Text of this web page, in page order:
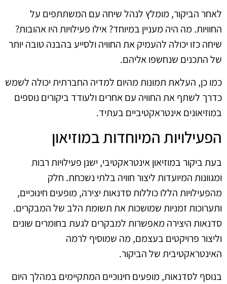
לאחר הביקור, מומלץ לנהל שיחה עם המשתתפים על
החוויות. מה היה מעניין במיוחד? אילו פעילויות היו אהובות?
שיחה כזו יכולה להעמיק את החוויה ולסייע בהבנה טובה יותר
של התכנים שנחשפו אליהם.
כמו כן, העלאת תמונות מהיום למדיה החברתית יכולה לשמש
כדרך לשתף את החוויה עם אחרים ולעודד ביקורים נוספים
במוזיאונים אינטראקטיביים בעתיד.
הפעילויות המיוחדות במוזיאון
בעת ביקור במוזיאון אינטראקטיבי, ישנן פעילויות רבות
ומגוונות המיועדות ליצור חוויה בלתי נשכחת. חלק
מהפעילויות הללו כוללות סדנאות יצירה, מופעים חינוכיים,
ותערוכות זמניות שמושכות את תשומת הלב של המבקרים.
סדנאות היצירה מאפשרות למבקרים לגעת בחומרים שונים
וליצור פרויקטים בעצמם, מה שמוסיף לרמה
האינטראקטיבית של הביקור.
בנוסף לסדנאות, מופעים חינוכיים המתקיימים במהלך היום